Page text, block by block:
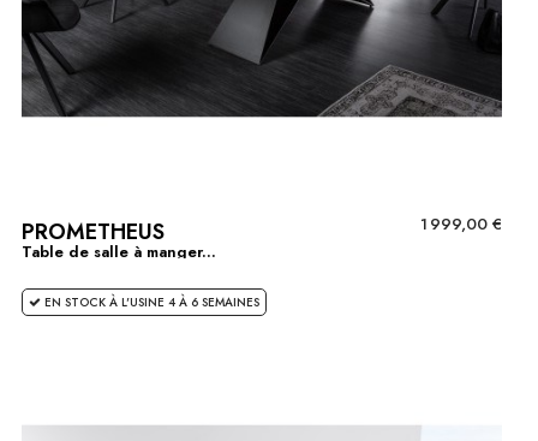
PROMETHEUS
Table de salle à manger...
1 999,00 €
EN STOCK À L'USINE 4 À 6 SEMAINES